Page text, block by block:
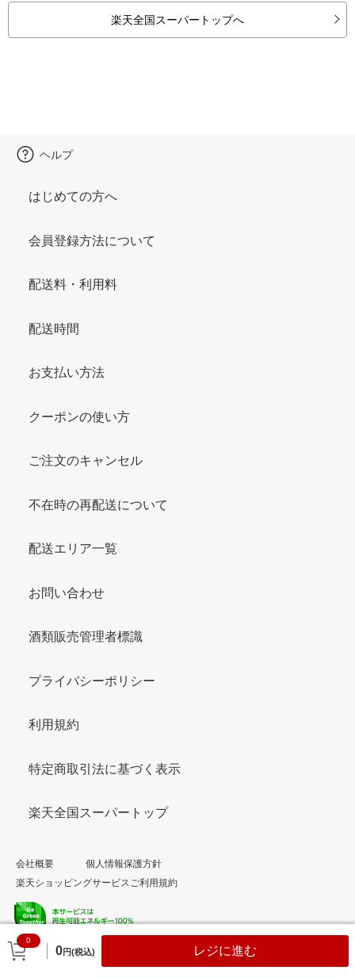
楽天全国スーパートップへ
0
0円(税込) レジに進む
ヘルプ
はじめての方へ
会員登録方法について
配送料・利用料
配送時間
お支払い方法
クーポンの使い方
ご注文のキャンセル
不在時の再配送について
配送エリア一覧
お問い合わせ
酒類販売管理者標識
プライバシーポリシー
利用規約
特定商取引法に基づく表示
楽天全国スーパートップ
会社概要
個人情報保護方針
楽天ショッピングサービスご利用規約
© Rakuten Group, Inc.